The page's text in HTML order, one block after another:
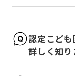
認定こど
詳しく知り